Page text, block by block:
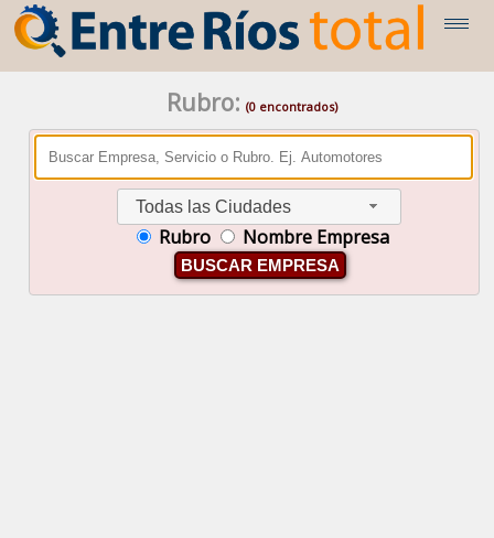
Rubro: (0 encontrados)
Todas las Ciudades
Rubro Nombre Empresa
BUSCAR EMPRESA